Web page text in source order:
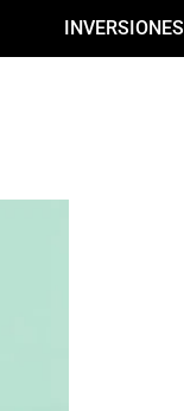
INVERSIONES